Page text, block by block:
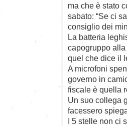
ma che è stato
sabato: “Se ci
consiglio dei
La batteria
capogruppo
quel che dice il
A microfoni
governo in
fiscale è quella
Un suo collega
facessero
I 5 stelle non ci